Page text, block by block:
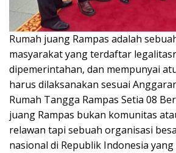
Rumah juang Rampas adalah
masyarakat yang terdaftar
dipemerintahan, dan mempunyai
harus dilaksanakan sesuai
Rumah Tangga Rampas Setia 08
juang Rampas bukan komunitas
relawan tapi sebuah organisasi
nasional di Republik Indonesia